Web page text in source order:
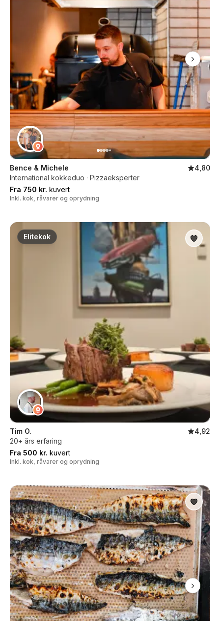
Bence & Michele
4,80
International kokkeduo · Pizzaeksperter
Fra 750 kr. kuvert
Inkl. kok, råvarer og oprydning
Elitekok
Tim O.
4,92
20+ års erfaring
Fra 500 kr. kuvert
Inkl. kok, råvarer og oprydning